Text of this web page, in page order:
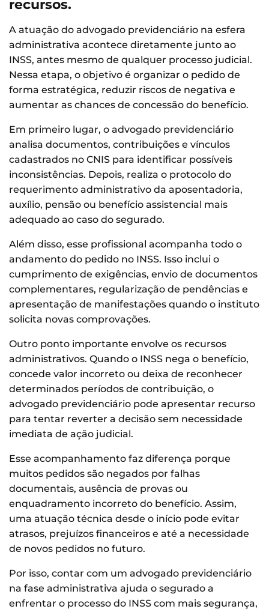
recursos.
A atuação do advogado previdenciário na esfera
administrativa acontece diretamente junto ao
INSS, antes mesmo de qualquer processo judicial.
Nessa etapa, o objetivo é organizar o pedido de
forma estratégica, reduzir riscos de negativa e
aumentar as chances de concessão do benefício.
Em primeiro lugar, o advogado previdenciário
analisa documentos, contribuições e vínculos
cadastrados no CNIS para identificar possíveis
inconsistências. Depois, realiza o protocolo do
requerimento administrativo da aposentadoria,
auxílio, pensão ou benefício assistencial mais
adequado ao caso do segurado.
Além disso, esse profissional acompanha todo o
andamento do pedido no INSS. Isso inclui o
cumprimento de exigências, envio de documentos
complementares, regularização de pendências e
apresentação de manifestações quando o instituto
solicita novas comprovações.
Outro ponto importante envolve os recursos
administrativos. Quando o INSS nega o benefício,
concede valor incorreto ou deixa de reconhecer
determinados períodos de contribuição, o
advogado previdenciário pode apresentar recurso
para tentar reverter a decisão sem necessidade
imediata de ação judicial.
Esse acompanhamento faz diferença porque
muitos pedidos são negados por falhas
documentais, ausência de provas ou
enquadramento incorreto do benefício. Assim,
uma atuação técnica desde o início pode evitar
atrasos, prejuízos financeiros e até a necessidade
de novos pedidos no futuro.
Por isso, contar com um advogado previdenciário
na fase administrativa ajuda o segurado a
enfrentar o processo do INSS com mais segurança,